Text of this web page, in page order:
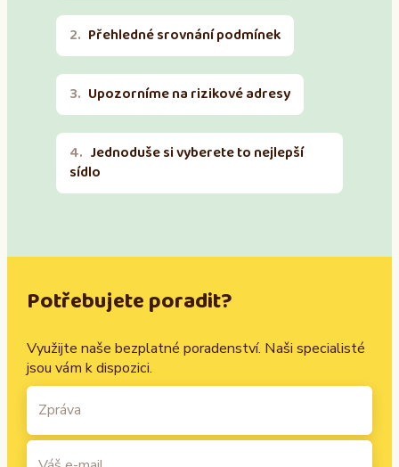
Přehledné srovnání podmínek
Upozorníme na rizikové adresy
Jednoduše si vyberete to nejlepší
sídlo
Potřebujete poradit?
Využijte naše bezplatné poradenství. Naši specialisté
jsou vám k dispozici.